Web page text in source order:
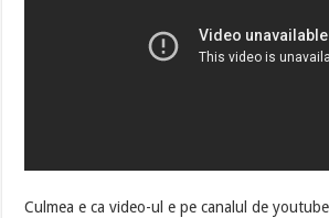
Culmea e ca video-ul e pe canalul de